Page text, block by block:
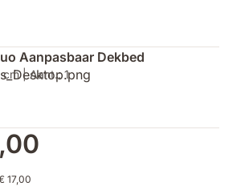
Aanpasbaar Dekbed
| Aant.: 1
17,00